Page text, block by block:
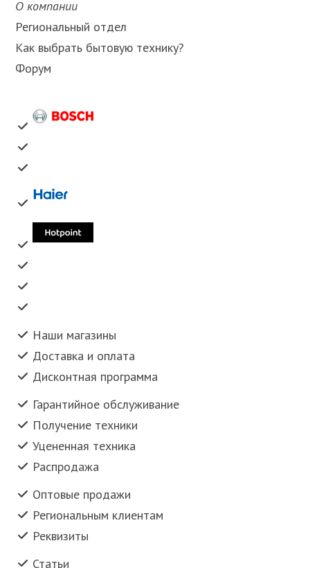
О компании
Региональный отдел
Как выбрать бытовую технику?
Форум
Наши магазины
Доставка и оплата
Дисконтная программа
Гарантийное обслуживание
Получение техники
Уцененная техника
Распродажа
Оптовые продажи
Региональным клиентам
Реквизиты
Статьи